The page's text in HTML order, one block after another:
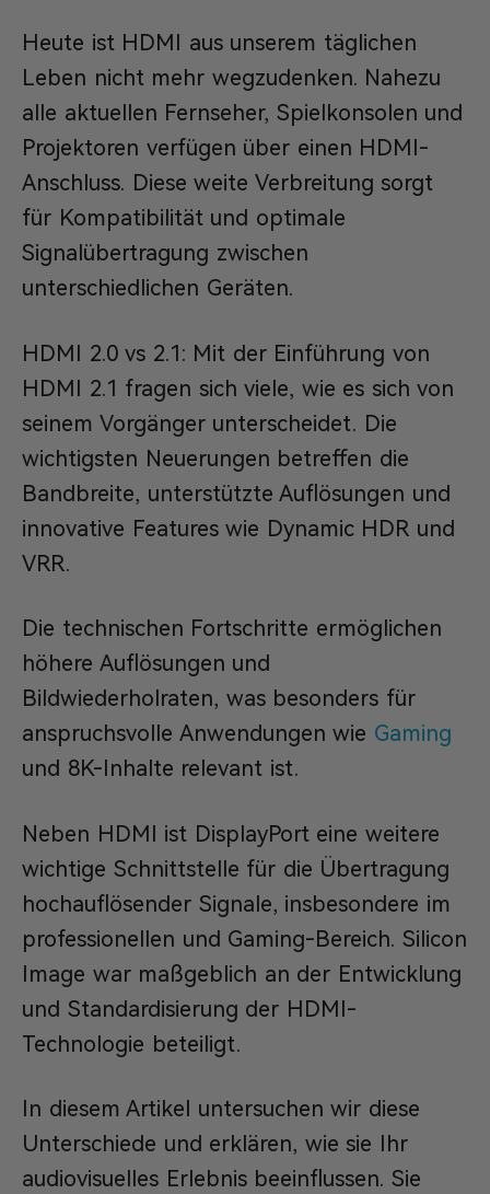
Heute ist HDMI aus unserem täglichen
Leben nicht mehr wegzudenken. Nahezu
alle aktuellen Fernseher, Spielkonsolen und
Projektoren verfügen über einen HDMI-
Anschluss. Diese weite Verbreitung sorgt
für Kompatibilität und optimale
Signalübertragung zwischen
unterschiedlichen Geräten.
HDMI 2.0 vs 2.1: Mit der Einführung von
HDMI 2.1 fragen sich viele, wie es sich von
seinem Vorgänger unterscheidet. Die
wichtigsten Neuerungen betreffen die
Bandbreite, unterstützte Auflösungen und
innovative Features wie Dynamic HDR und
VRR.
Die technischen Fortschritte ermöglichen
höhere Auflösungen und
Bildwiederholraten, was besonders für
anspruchsvolle Anwendungen wie Gaming
und 8K-Inhalte relevant ist.
Neben HDMI ist DisplayPort eine weitere
wichtige Schnittstelle für die Übertragung
hochauflösender Signale, insbesondere im
professionellen und Gaming-Bereich. Silicon
Image war maßgeblich an der Entwicklung
und Standardisierung der HDMI-
Technologie beteiligt.
In diesem Artikel untersuchen wir diese
Unterschiede und erklären, wie sie Ihr
audiovisuelles Erlebnis beeinflussen. Sie